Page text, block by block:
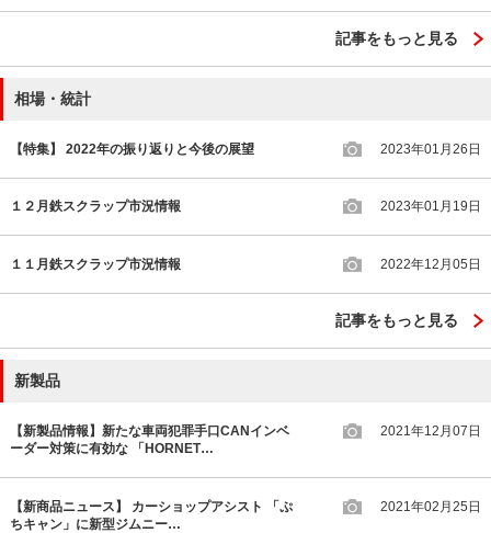
記事をもっと見る
相場・統計
【特集】 2022年の振り返りと今後の展望 2023年01月26日
１２月鉄スクラップ市況情報 2023年01月19日
１１月鉄スクラップ市況情報 2022年12月05日
記事をもっと見る
新製品
【新製品情報】新たな車両犯罪手口CANインベ
ーダー対策に有効な 「HORNET…
2021年12月07日
【新商品ニュース】 カーショップアシスト 「ぷ
ちキャン」に新型ジムニー…
2021年02月25日